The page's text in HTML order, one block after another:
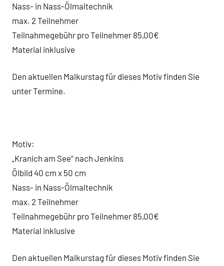
Nass- in Nass-Ölmaltechnik
max. 2 Teilnehmer
Teilnahmegebühr pro Teilnehmer 85,00€
Material inklusive
Den aktuellen Malkurstag für dieses Motiv finden Sie
unter Termine.
Motiv:
„Kranich am See“ nach Jenkins
Ölbild 40 cm x 50 cm
Nass- in Nass-Ölmaltechnik
max. 2 Teilnehmer
Teilnahmegebühr pro Teilnehmer 85,00€
Material inklusive
Den aktuellen Malkurstag für dieses Motiv finden Sie